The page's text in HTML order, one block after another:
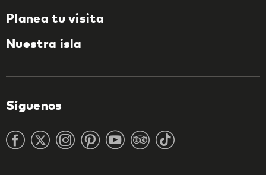
Planea tu visita
Nuestra isla
Síguenos